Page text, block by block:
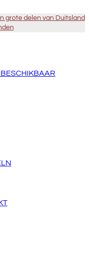
grote delen van Duitsland